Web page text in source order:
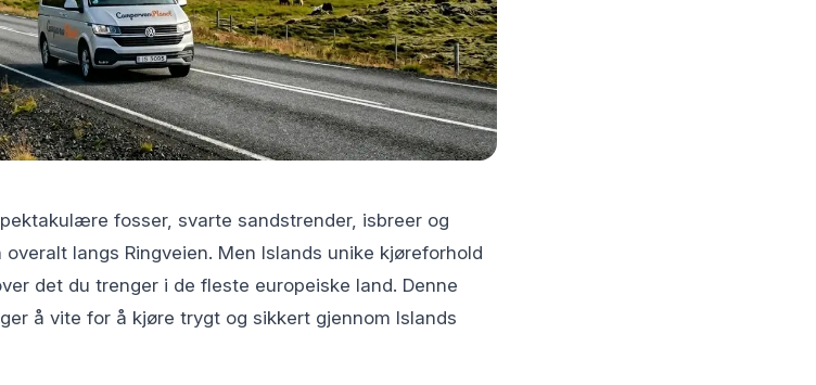
fosser, svarte sandstrender, isbreer og
langs Ringveien. Men Islands unike kjøreforhold
det du trenger i de fleste europeiske land. Denne
å vite for å kjøre trygt og sikkert gjennom Islands